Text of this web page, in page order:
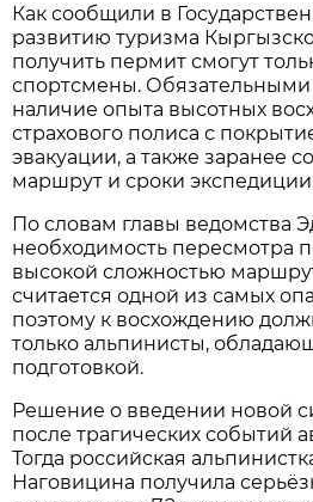
Как сообщили в
развитию туризма
получить пермит смогут
спортсмены. Обязательными
наличие опыта высотных
страхового полиса с
эвакуации, а также заранее
маршрут и сроки
По словам главы ведомства
необходимость пересмотра
высокой сложностью
считается одной из самых
поэтому к восхождению
только альпинисты,
подготовкой.
Решение о введении новой
после трагических событий
Тогда российская
Наговицина получила